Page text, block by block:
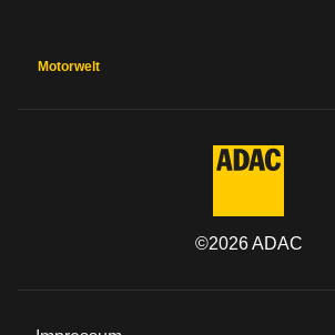
Motorwelt
©2026ADAC